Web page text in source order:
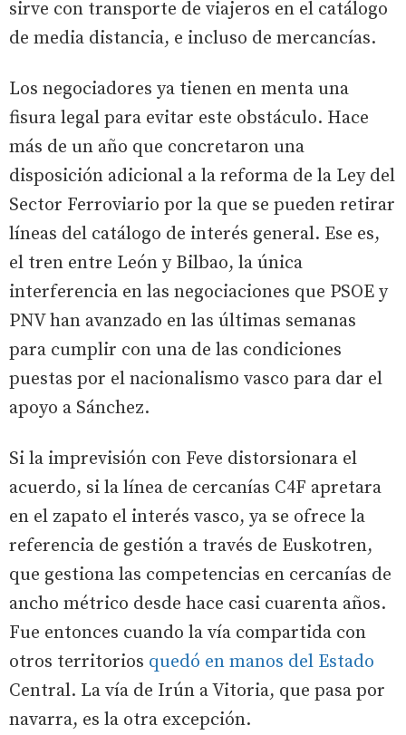
sirve con transporte de viajeros en el catálogo
de media distancia, e incluso de mercancías.
Los negociadores ya tienen en menta una
fisura legal para evitar este obstáculo. Hace
más de un año que concretaron una
disposición adicional a la reforma de la Ley del
Sector Ferroviario por la que se pueden retirar
líneas del catálogo de interés general. Ese es,
el tren entre León y Bilbao, la única
interferencia en las negociaciones que PSOE y
PNV han avanzado en las últimas semanas
para cumplir con una de las condiciones
puestas por el nacionalismo vasco para dar el
apoyo a Sánchez.
Si la imprevisión con Feve distorsionara el
acuerdo, si la línea de cercanías C4F apretara
en el zapato el interés vasco, ya se ofrece la
referencia de gestión a través de Euskotren,
que gestiona las competencias en cercanías de
ancho métrico desde hace casi cuarenta años.
Fue entonces cuando la vía compartida con
otros territorios quedó en manos del Estado
Central. La vía de Irún a Vitoria, que pasa por
navarra, es la otra excepción.